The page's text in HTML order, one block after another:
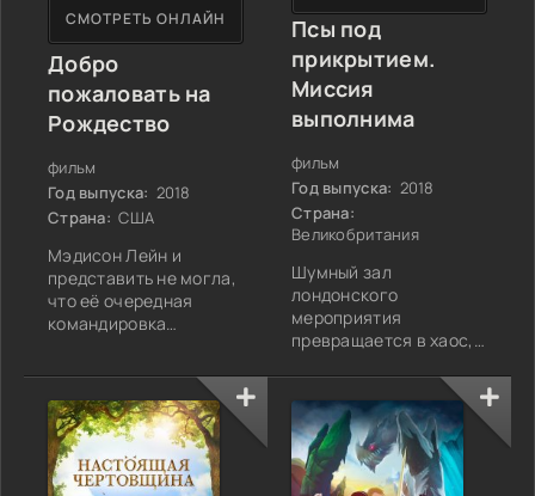
Добро
пожаловать на
Рождество
фильм
Год выпуска: 2018
Страна: США
Мэдисон Лейн и
представить не могла,
что её очередная
командировка
целеустремлённой
сотрудницы
строительной
компании это было
СМОТРЕТЬ ОНЛАЙН
Псы под
прикрытием.
Миссия
выполнима
фильм
Год выпуска: 2018
Страна:
Великобритания
Шумный зал
лондонского
мероприятия
превращается в хаос,
вламывается банда
злоумышленников с
необычной целью. Их
замысел — похитить
редких собак породы